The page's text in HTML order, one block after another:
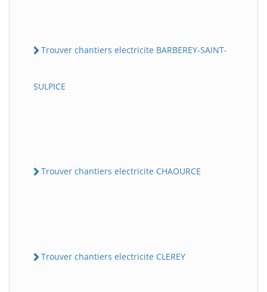
Trouver chantiers electricite BARBEREY-SAINT-
SULPICE
Trouver chantiers electricite CHAOURCE
Trouver chantiers electricite CLEREY